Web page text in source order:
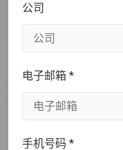
公司
电子邮箱 *
手机号码 *